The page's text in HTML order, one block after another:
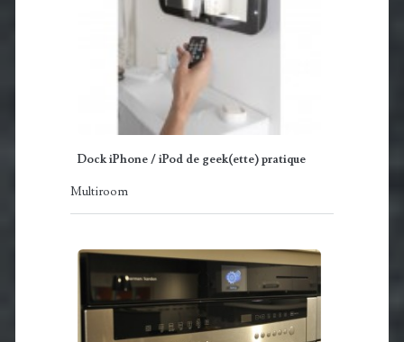
Dock iPhone / iPod de geek(ette) pratique
Multiroom